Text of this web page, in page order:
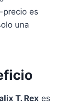
precio es
una
T. Rex es